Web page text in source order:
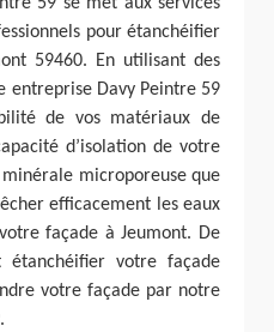
59 se met aux services
pour étanchéifier
59460. En utilisant des
entreprise Davy Peintre 59
de vos matériaux de
d’isolation de votre
microporeuse que
efficacement les eaux
façade à Jeumont. De
votre façade
votre façade par notre